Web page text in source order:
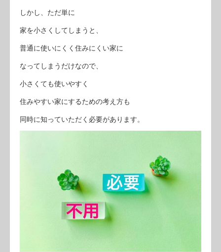
しかし、ただ単に
家を小さくしてしまうと、
普通に使いにくく住みにくい家に
なってしまうだけなので、
小さくても使いやすく
住みやすい家にするための考え方も
同時に知っていただく必要があります。